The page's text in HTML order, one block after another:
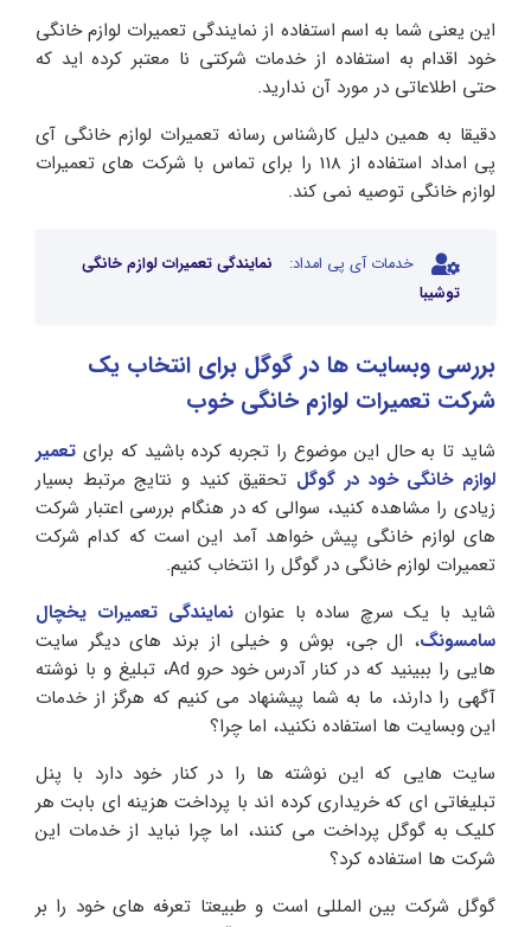
این یعنی شما به اسم استفاده از نمایندگی تعمیرات لوازم خانگی
خود اقدام به استفاده از خدمات شرکتی نا معتبر کرده اید که
حتی اطلاعاتی در مورد آن ندارید.
دقیقا به همین دلیل کارشناس رسانه تعمیرات لوازم خانگی آی
پی امداد استفاده از 118 را برای تماس با شرکت های تعمیرات
لوازم خانگی توصیه نمی کند.
خدمات آی پی امداد:
نمایندگی تعمیرات لوازم خانگی
توشیبا
بررسی وبسایت ها در گوگل برای انتخاب یک
شرکت تعمیرات لوازم خانگی خوب
شاید تا به حال این موضوع را تجربه کرده باشید که برای تعمیر
لوازم خانگی خود در گوگل تحقیق کنید و نتایج مرتبط بسیار
زیادی را مشاهده کنید، سوالی که در هنگام بررسی اعتبار شرکت
های لوازم خانگی پیش خواهد آمد این است که کدام شرکت
تعمیرات لوازم خانگی در گوگل را انتخاب کنیم.
شاید با یک سرچ ساده با عنواننمایندگی تعمیرات یخچال
سامسونگ، ال جی، بوش و خیلی از برند های دیگر سایت
هایی را ببینید که در کنار آدرس خود حرو Ad، تبلیغ و با نوشته
آگهی را دارند، ما به شما پیشنهاد می کنیم که هرگز از خدمات
این وبسایت ها استفاده نکنید، اما چرا؟
سایت هایی که این نوشته ها را در کنار خود دارد با پنل
تبلیغاتی ای که خریداری کرده اند با پرداخت هزینه ای بابت هر
کلیک به گوگل پرداخت می کنند، اما چرا نباید از خدمات این
شرکت ها استفاده کرد؟
گوگل شرکت بین المللی است و طبیعتا تعرفه های خود را بر